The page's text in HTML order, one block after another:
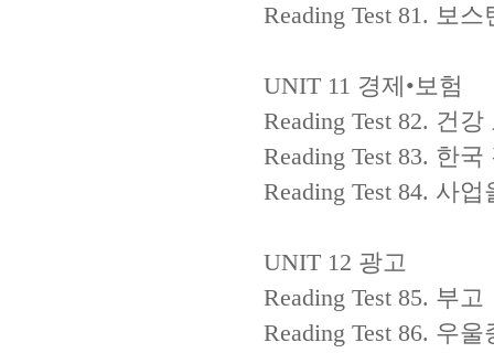
Reading Test 81. 보스
UNIT 11 경제 • 보험
Reading Test 82. 건강
Reading Test 83. 한국
Reading Test 84. 사업
UNIT 12 광고
Reading Test 85. 부고
Reading Test 86. 우울